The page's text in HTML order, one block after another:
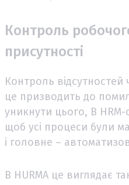
Контроль
присутності
Контроль відсутностей
це призводить до
уникнути цього, В
щоб усі процеси були
і головне –
В HURMA це виглядає